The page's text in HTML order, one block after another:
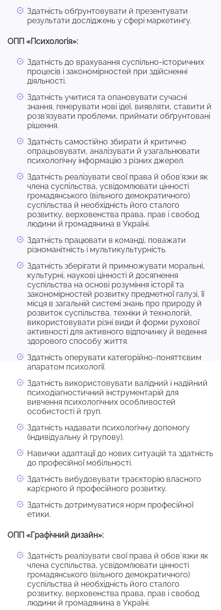
Здатність обґрунтовувати й презентувати
результати досліджень у сфері маркетингу.
ОПП «Психологія»:
Здатність до врахування суспільно-історичних
процесів і закономірностей при здійсненні
діяльності.
Здатність учитися та опановувати сучасні
знання, генерувати нові ідеї, виявляти, ставити й
розв'язувати проблеми, приймати обґрунтовані
рішення.
Здатність самостійно збирати й критично
опрацьовувати, аналізувати й узагальнювати
психологічну інформацію з різних джерел.
Здатність реалізувати свої права й обов’язки як
члена суспільства, усвідомлювати цінності
громадянського (вільного демократичного)
суспільства й необхідність його сталого
розвитку, верховенства права, прав і свобод
людини й громадянина в Україні.
Здатність працювати в команді, поважати
різноманітність і мультикультурність.
Здатність зберігати й примножувати моральні,
культурні, наукові цінності й досягнення
суспільства на основі розуміння історії та
закономірностей розвитку предметної галузі, її
місця в загальній системі знань про природу й
розвиток суспільства, техніки й технологій,
використовувати різні види й форми рухової
активності для активного відпочинку й ведення
здорового способу життя.
Здатність оперувати категорійно-поняттєвим
апаратом психології.
Здатність використовувати валідний і надійний
психодіагностичний інструментарій для
вивчення психологічних особливостей
особистості й груп.
Здатність надавати психологічну допомогу
(індивідуальну й групову).
Навички адаптації до нових ситуацій та здатність
до професійної мобільності.
Здатність вибудовувати траєкторію власного
кар’єрного й професійного розвитку.
Здатність дотримуватися норм професійної
етики.
ОПП «Графічний дизайн»:
Здатність реалізувати свої права й обовʼязки як
члена суспільства, усвідомлювати цінності
громадянського (вільного демократичного)
суспільства й необхідність його сталого
розвитку, верховенства права, прав і свобод
людини й громадянина в Україні.